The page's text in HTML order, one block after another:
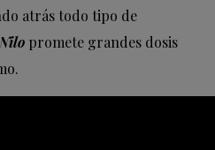
atrás todo tipo de
promete grandes dosis